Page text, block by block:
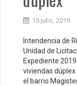
15 julio, 2019
Intendencia de
Unidad de
Expediente
viviendas
el barrio